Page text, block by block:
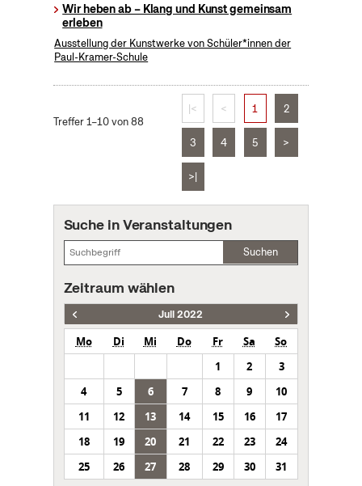
Wir heben ab – Klang und Kunst gemeinsam
erleben
Ausstellung der Kunstwerke von Schüler*innen der
Paul-Kramer-Schule
Treffer 1–10 von 88
|< < 1 2
3 4 5 >
>|
Suche in Veranstaltungen
Suchen
Zeitraum wählen
Juli 2022
Mo Di Mi Do Fr Sa
So
1
2
3
4
5 6 7 8 9
10
11
12 13 14 15 16
17
18
19 20 21 22 23
24
25
26 27 28 29 30 31